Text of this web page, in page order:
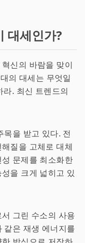
대세인가?
신의 바람을 맞이
의 대세는 무엇일
. 최신 트렌드의
목을 받고 있다. 전
질을 고체로 대체
문제를 최소화한
을 크게 넓히고 있
그린 수소의 사용
같은 재생 에너지를